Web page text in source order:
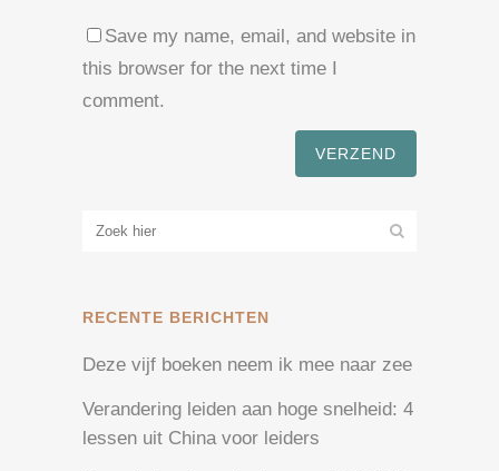
Save my name, email, and website in
this browser for the next time I
comment.
RECENTE BERICHTEN
Deze vijf boeken neem ik mee naar zee
Verandering leiden aan hoge snelheid: 4
lessen uit China voor leiders